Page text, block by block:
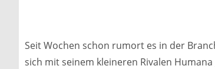
Seit Wochen schon rumort es in der
sich mit seinem kleineren Rivalen Humana